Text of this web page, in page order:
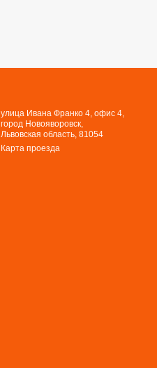
улица Ивана Франко 4, офис 4,
город Новояворовск,
Львовская область, 81054​​​​​​​
Карта проезда